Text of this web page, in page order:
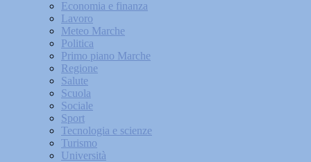
Economia e finanza
Lavoro
Meteo Marche
Politica
Primo piano Marche
Regione
Salute
Scuola
Sociale
Sport
Tecnologia e scienze
Turismo
Università